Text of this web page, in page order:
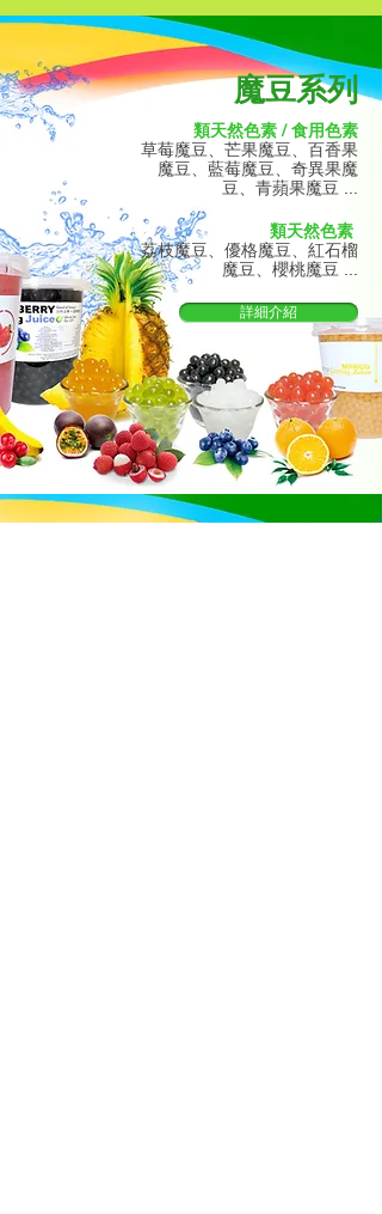
魔豆系列
類天然色素 / 食用色素
草莓魔豆、芒果魔豆、百香果
魔豆、藍莓魔豆、奇異果魔
豆、青蘋果魔豆 ...
類天然色素
荔枝魔豆、優格魔豆、紅石榴
魔豆、櫻桃魔豆 ...
詳細介紹